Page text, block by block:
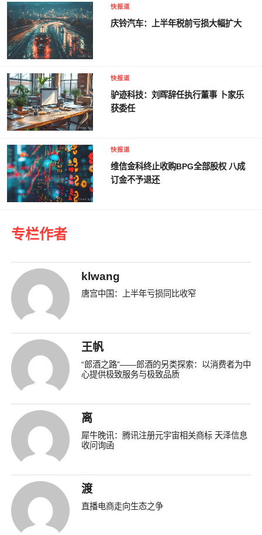
快报道
庆铃汽车：上半年税前亏损大幅扩大
快报道
驴迹科技：刘晖辞任执行董事 卜家乐
获委任
快报道
维信金科终止收购BPG全部股权 八成
订金不予退还
专栏作者
klwang
唐宫中国：上半年亏损同比收窄
王帆
“郎酒之路”——郎酒的另类探索：以消费者为中
心提供极致服务与极致品质
离
犀牛晚讯：腾讯注册元宇宙相关商标 天泽信息
收问询函
渡
直播电商走向生态之争